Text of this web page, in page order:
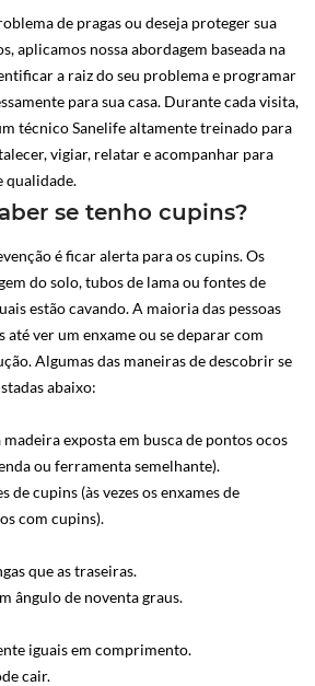
de pragas ou deseja proteger sua
aplicamos nossa abordagem baseada na
a raiz do seu problema e programar
para sua casa. Durante cada visita,
técnico Sanelife altamente treinado para
vigiar, relatar e acompanhar para
qualidade.
se tenho cupins?
é ficar alerta para os cupins. Os
do solo, tubos de lama ou fontes de
estão cavando. A maioria das pessoas
até ver um enxame ou se deparar com
Algumas das maneiras de descobrir se
abaixo:
exposta em busca de pontos ocos
ou ferramenta semelhante).
de cupins (às vezes os enxames de
com cupins).
que as traseiras.
ângulo de noventa graus.
iguais em comprimento.
cair.